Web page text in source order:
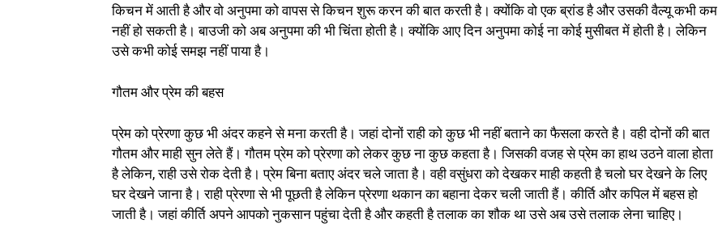
किचन में आती है और वो अनुपमा को वापस से किचन शुरू करन की बात करती है। क्योंकि वो एक ब्रांड है और उसकी वैल्यू कभी कम
नहीं हो सकती है। बाउजी को अब अनुपमा की भी चिंता होती है। क्योंकि आए दिन अनुपमा कोई ना कोई मुसीबत में होती है। लेकिन
उसे कभी कोई समझ नहीं पाया है।
गौतम और प्रेम की बहस
प्रेम को प्रेरणा कुछ भी अंदर कहने से मना करती है। जहां दोनों राही को कुछ भी नहीं बताने का फैसला करते है। वही दोनों की बात
गौतम और माही सुन लेते हैं। गौतम प्रेम को प्रेरणा को लेकर कुछ ना कुछ कहता है। जिसकी वजह से प्रेम का हाथ उठने वाला होता
है लेकिन, राही उसे रोक देती है। प्रेम बिना बताए अंदर चले जाता है। वही वसुंधरा को देखकर माही कहती है चलो घर देखने के लिए
घर देखने जाना है। राही प्रेरणा से भी पूछती है लेकिन प्रेरणा थकान का बहाना देकर चली जाती हैं। कीर्ति और कपिल में बहस हो
जाती है। जहां कीर्ति अपने आपको नुकसान पहुंचा देती है और कहती है तलाक का शौक था उसे अब उसे तलाक लेना चाहिए।